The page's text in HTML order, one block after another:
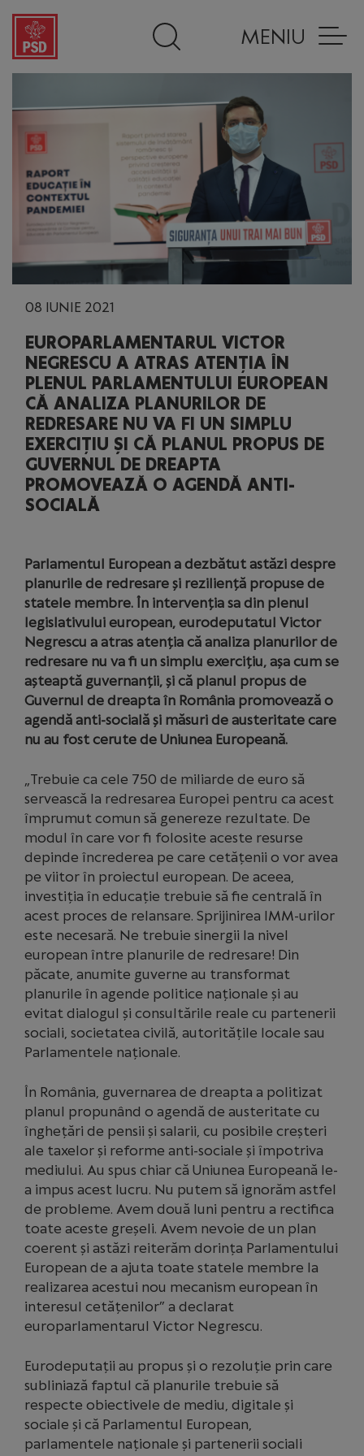
MENIU
08 IUNIE 2021
EUROPARLAMENTARUL VICTOR
NEGRESCU A ATRAS ATENȚIA ÎN
PLENUL PARLAMENTULUI EUROPEAN
CĂ ANALIZA PLANURILOR DE
REDRESARE NU VA FI UN SIMPLU
EXERCIȚIU ȘI CĂ PLANUL PROPUS DE
GUVERNUL DE DREAPTA
PROMOVEAZĂ O AGENDĂ ANTI-
SOCIALĂ
Parlamentul European a dezbătut astăzi despre
planurile de redresare și reziliență propuse de
statele membre. În intervenția sa din plenul
legislativului european, eurodeputatul Victor
Negrescu a atras atenția că analiza planurilor de
redresare nu va fi un simplu exercițiu, așa cum se
așteaptă guvernanții, și că planul propus de
Guvernul de dreapta în România promovează o
agendă anti-socială și măsuri de austeritate care
nu au fost cerute de Uniunea Europeană.
„Trebuie ca cele 750 de miliarde de euro să
servească la redresarea Europei pentru ca acest
împrumut comun să genereze rezultate. De
modul în care vor fi folosite aceste resurse
depinde încrederea pe care cetățenii o vor avea
pe viitor în proiectul european. De aceea,
investiția în educație trebuie să fie centrală în
acest proces de relansare. Sprijinirea IMM-urilor
este necesară. Ne trebuie sinergii la nivel
european între planurile de redresare! Din
păcate, anumite guverne au transformat
planurile în agende politice naționale și au
evitat dialogul și consultările reale cu partenerii
sociali, societatea civilă, autoritățile locale sau
Parlamentele naționale.
În România, guvernarea de dreapta a politizat
planul propunând o agendă de austeritate cu
înghețări de pensii și salarii, cu posibile creșteri
ale taxelor și reforme anti-sociale și împotriva
mediului. Au spus chiar că Uniunea Europeană le-
a impus acest lucru. Nu putem să ignorăm astfel
de probleme. Avem două luni pentru a rectifica
toate aceste greșeli. Avem nevoie de un plan
coerent și astăzi reiterăm dorința Parlamentului
European de a ajuta toate statele membre la
realizarea acestui nou mecanism european în
interesul cetățenilor” a declarat
europarlamentarul Victor Negrescu.
Eurodeputații au propus și o rezoluție prin care
subliniază faptul că planurile trebuie să
respecte obiectivele de mediu, digitale și
sociale și că Parlamentul European,
parlamentele naționale și partenerii sociali